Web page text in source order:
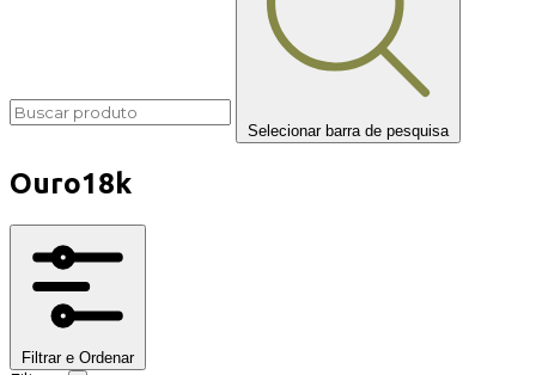
Selecionar barra de pesquisa
Ouro18k
Filtrar e Ordenar